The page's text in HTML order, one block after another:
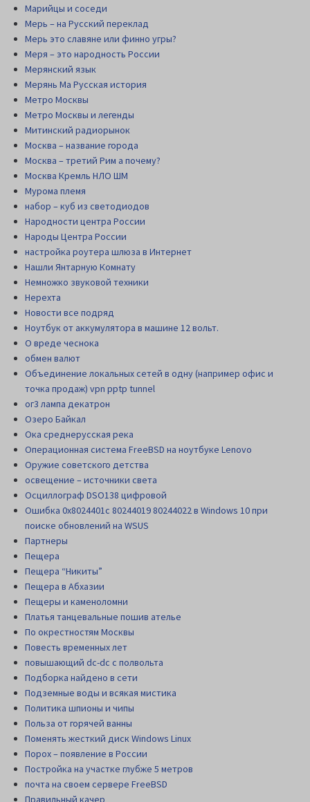
Марийцы и соседи
Мерь – на Русский переклад
Мерь это славяне или финно угры?
Меря – это народность России
Мерянский язык
Мерянь Ма Русская история
Метро Москвы
Метро Москвы и легенды
Митинский радиорынок
Москва – название города
Москва – третий Рим а почему?
Москва Кремль НЛО ШМ
Мурома племя
набор – куб из светодиодов
Народности центра России
Народы Центра России
настройка роутера шлюза в Интернет
Нашли Янтарную Комнату
Немножко звуковой техники
Нерехта
Новости все подряд
Ноутбук от аккумулятора в машине 12 вольт.
О вреде чеснока
обмен валют
Объединение локальных сетей в одну (например офис и
точка продаж) vpn pptp tunnel
ог3 лампа декатрон
Озеро Байкал
Ока среднерусская река
Операционная система FreeBSD на ноутбуке Lenovo
Оружие советского детства
освещение – источники света
Осциллограф DSO138 цифровой
Ошибка 0x8024401c 80244019 80244022 в Windows 10 при
поиске обновлений на WSUS
Партнеры
Пещера
Пещера “Никиты”
Пещера в Абхазии
Пещеры и каменоломни
Платья танцевальные пошив ателье
По окрестностям Москвы
Повесть временных лет
повышающий dc-dc с полвольта
Подборка найдено в сети
Подземные воды и всякая мистика
Политика шпионы и чипы
Польза от горячей ванны
Поменять жесткий диск Windows Linux
Порох – появление в России
Постройка на участке глубже 5 метров
почта на своем сервере FreeBSD
Правильный качер